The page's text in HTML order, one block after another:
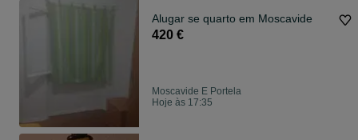
Alugar se quarto em Moscavide
420 €
Moscavide E Portela
Hoje às 17:35